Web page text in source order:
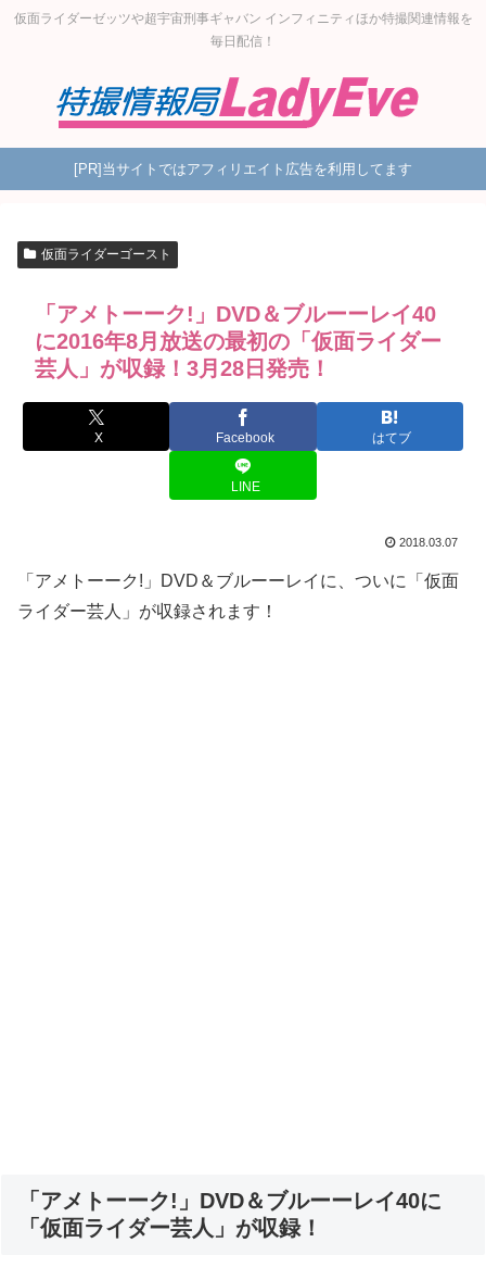
仮面ライダーゼッツや超宇宙刑事ギャバン インフィニティほか特撮関連情報を
毎日配信！
[PR]当サイトではアフィリエイト広告を利用してます
仮面ライダーゴースト
「アメトーーク!」DVD＆ブルーーレイ40
に2016年8月放送の最初の「仮面ライダー
芸人」が収録！3月28日発売！
X Facebook はてブ
LINE
2018.03.07
「アメトーーク!」DVD＆ブルーーレイに、ついに「仮面
ライダー芸人」が収録されます！
「アメトーーク!」DVD＆ブルーーレイ40に
「仮面ライダー芸人」が収録！